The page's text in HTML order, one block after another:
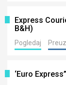
Express
B&H)
Pogledaj
‘Euro